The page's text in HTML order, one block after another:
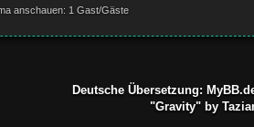
anschauen: 1 Gast/Gäste
Deutsche Übersetzung:
"Gravity" by